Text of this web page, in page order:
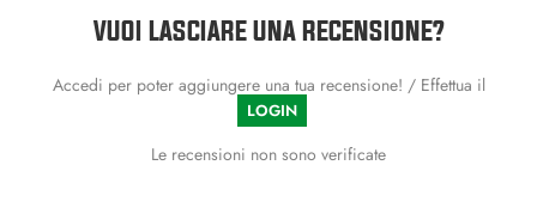
VUOI LASCIARE UNA RECENSIONE?
Accedi per poter aggiungere una tua recensione! / Effettua il
LOGIN
Le recensioni non sono verificate